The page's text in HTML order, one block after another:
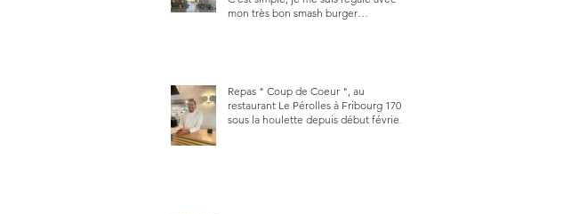
mon très bon smash burger
Repas " Coup de Coeur ", au
restaurant Le Pérolles à Fribourg 1700,
sous la houlette depuis début février